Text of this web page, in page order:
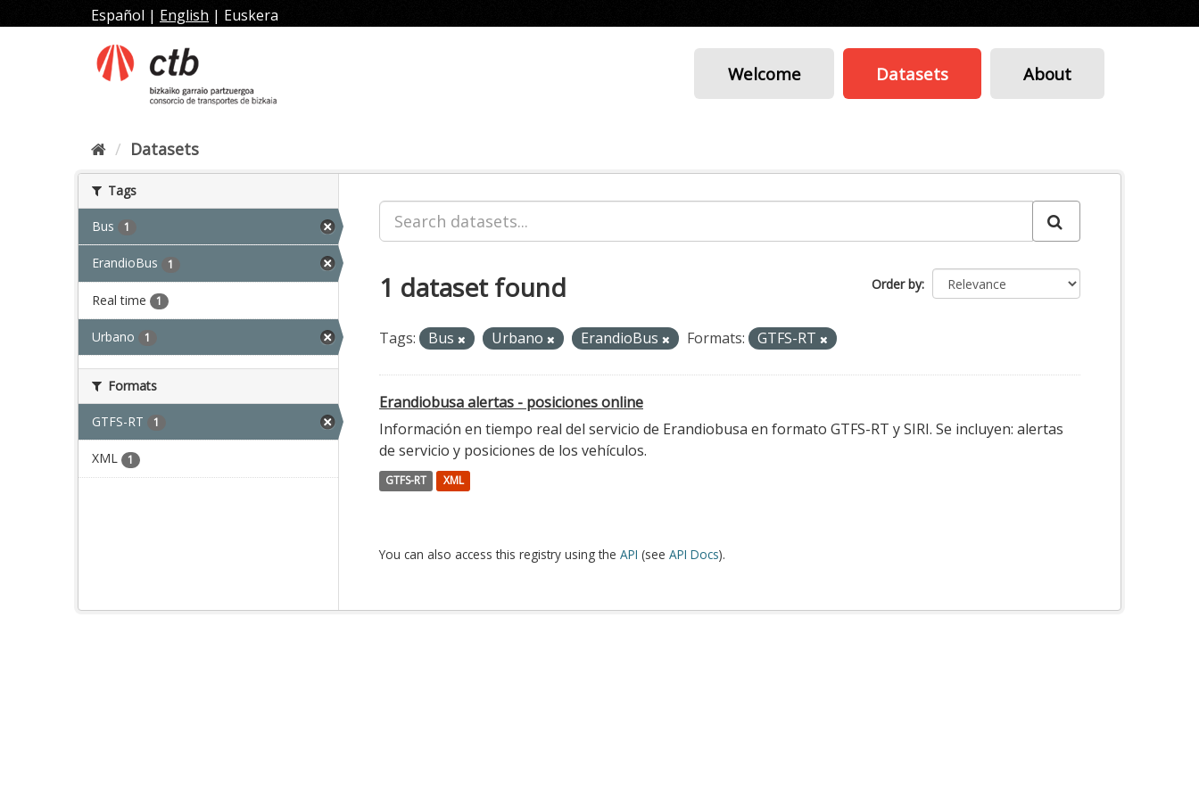
to
Español | English | Euskera
Welcome Datasets About
Datasets
Tags
Bus 1
ErandioBus 1
Real time 1
Urbano 1
Formats
GTFS-RT 1
XML 1
Order by
1 dataset found
Tags: Bus Urbano ErandioBus Formats: GTFS-RT
Erandiobusa alertas - posiciones online
Información en tiempo real del servicio de Erandiobusa en formato GTFS-RT y SIRI. Se incluyen: alertas
de servicio y posiciones de los vehículos.
GTFS-RT XML
You can also access this registry using the API (see API Docs).